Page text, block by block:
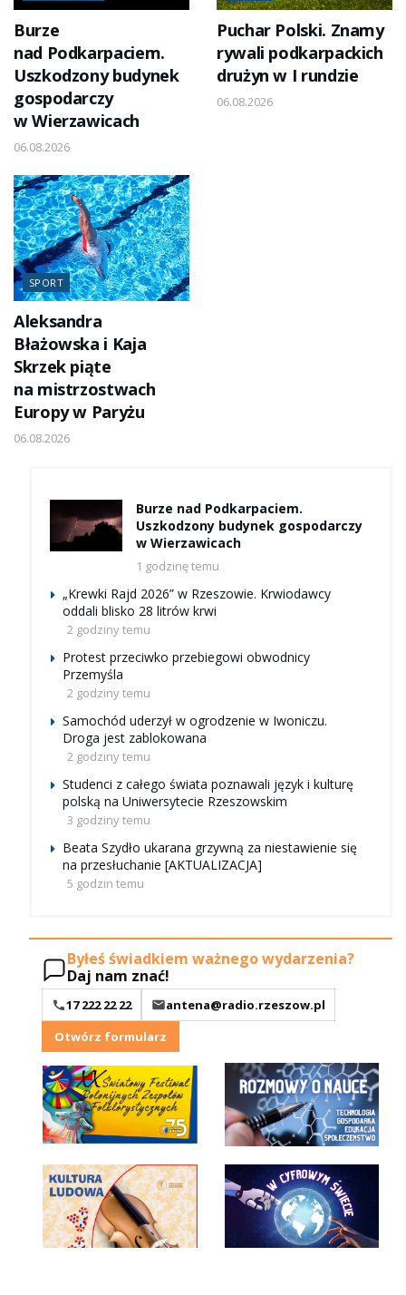
Burze
nad Podkarpaciem.
Uszkodzony budynek
gospodarczy
w Wierzawicach
06.08.2026
Puchar Polski. Znamy
rywali podkarpackich
drużyn w I rundzie
06.08.2026
SPORT
Aleksandra
Błażowska i Kaja
Skrzek piąte
na mistrzostwach
Europy w Paryżu
06.08.2026
Burze nad Podkarpaciem.
Uszkodzony budynek gospodarczy
w Wierzawicach
1 godzinę temu
„Krewki Rajd 2026” w Rzeszowie. Krwiodawcy
oddali blisko 28 litrów krwi
2 godziny temu
Protest przeciwko przebiegowi obwodnicy
Przemyśla
2 godziny temu
Samochód uderzył w ogrodzenie w Iwoniczu.
Droga jest zablokowana
2 godziny temu
Studenci z całego świata poznawali język i kulturę
polską na Uniwersytecie Rzeszowskim
3 godziny temu
Beata Szydło ukarana grzywną za niestawienie się
na przesłuchanie [AKTUALIZACJA]
5 godzin temu
Byłeś świadkiem ważnego wydarzenia?
Daj nam znać!
17 222 22 22
antena@radio.rzeszow.pl
Otwórz formularz